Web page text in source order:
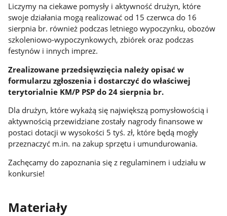
Liczymy na ciekawe pomysły i aktywność drużyn, które
swoje działania mogą realizować od 15 czerwca do 16
sierpnia br. również podczas letniego wypoczynku, obozów
szkoleniowo-wypoczynkowych, zbiórek oraz podczas
festynów i innych imprez.
Zrealizowane przedsięwzięcia należy opisać w
formularzu zgłoszenia i dostarczyć do właściwej
terytorialnie KM/P PSP do 24 sierpnia br.
Dla drużyn, które wykażą się największą pomysłowością i
aktywnością przewidziane zostały nagrody finansowe w
postaci dotacji w wysokości 5 tyś. zł, które będą mogły
przeznaczyć m.in. na zakup sprzętu i umundurowania.
Zachęcamy do zapoznania się z regulaminem i udziału w
konkursie!
Materiały